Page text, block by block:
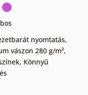
nyomtatás,
vászon 280 g/m²,
, Könnyű